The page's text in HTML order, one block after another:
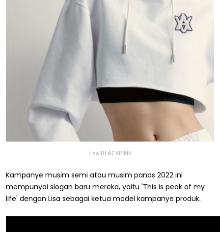
Lisa BLACKPINK
Kampanye musim semi atau musim panas 2022 ini
mempunyai slogan baru mereka, yaitu 'This is peak of my
life' dengan Lisa sebagai ketua model kampanye produk.